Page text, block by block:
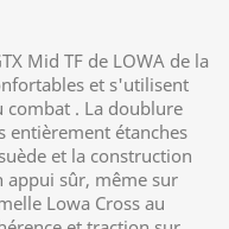
Mid TF de LOWA de la
et s'utilisent
combat . La doublure
entièrement étanches
et la construction
appui sûr, même sur
Lowa Cross au